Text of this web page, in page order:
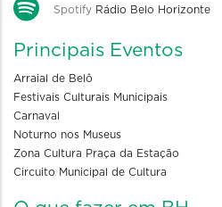
Spotify Rádio Belo Horizonte
Principais Eventos
Arraial de Belô
Festivais Culturais Municipais
Carnaval
Noturno nos Museus
Zona Cultura Praça da Estação
Circuito Municipal de Cultura